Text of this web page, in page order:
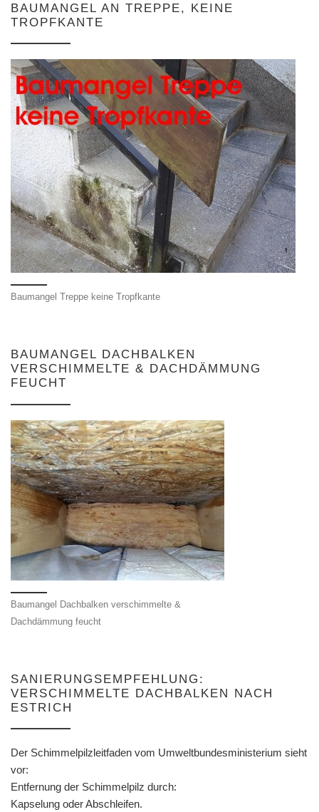
BAUMANGEL AN TREPPE, KEINE
TROPFKANTE
Baumangel Treppe keine Tropfkante
BAUMANGEL DACHBALKEN
VERSCHIMMELTE & DACHDÄMMUNG
FEUCHT
Baumangel Dachbalken verschimmelte &
Dachdämmung feucht
SANIERUNGSEMPFEHLUNG:
VERSCHIMMELTE DACHBALKEN NACH
ESTRICH
Der Schimmelpilzleitfaden vom Umweltbundesministerium sieht
vor:
Entfernung der Schimmelpilz durch:
Kapselung oder Abschleifen.